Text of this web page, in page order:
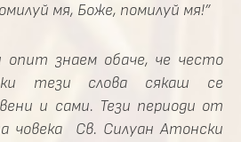
мя, Боже, помилуй мя!”
знаем обаче, че често
тези слова сякаш се
и сами. Тези периоди от
човека Св. Силуан Атонски